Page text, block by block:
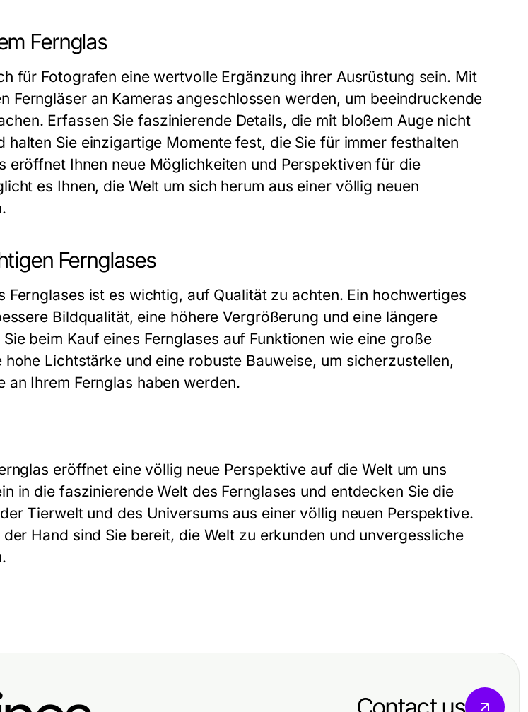
Fernglas
für Fotografen eine wertvolle Ergänzung ihrer Ausrüstung sein. Mit
Ferngläser an Kameras angeschlossen werden, um beeindruckende
Erfassen Sie faszinierende Details, die mit bloßem Auge nicht
halten Sie einzigartige Momente fest, die Sie für immer festhalten
eröffnet Ihnen neue Möglichkeiten und Perspektiven für die
es Ihnen, die Welt um sich herum aus einer völlig neuen
Fernglases
Fernglases ist es wichtig, auf Qualität zu achten. Ein hochwertiges
Bildqualität, eine höhere Vergrößerung und eine längere
beim Kauf eines Fernglases auf Funktionen wie eine große
Lichtstärke und eine robuste Bauweise, um sicherzustellen,
an Ihrem Fernglas haben werden.
eröffnet eine völlig neue Perspektive auf die Welt um uns
in die faszinierende Welt des Fernglases und entdecken Sie die
Tierwelt und des Universums aus einer völlig neuen Perspektive.
Hand sind Sie bereit, die Welt zu erkunden und unvergessliche